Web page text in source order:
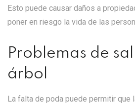
Esto puede causar daños a
poner en riesgo la vida de las
Problemas de
árbol
La falta de poda puede permitir que